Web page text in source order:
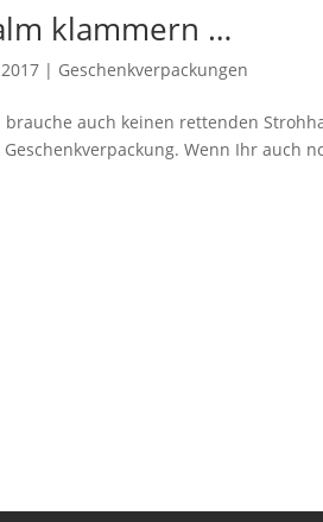
klammern …
| Geschenkverpackungen
brauche auch keinen rettenden
Wenn Ihr auch